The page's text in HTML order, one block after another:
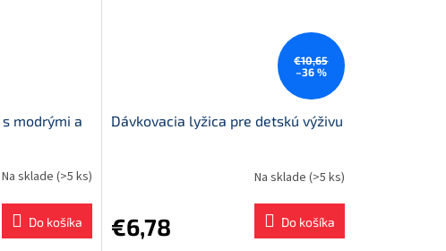
modrými a
Na sklade (>5 ks)
Do košíka
€10,65
–36 %
Dávkovacia lyžica pre detskú výživu
Na sklade (>5 ks)
€6,78 Do košíka